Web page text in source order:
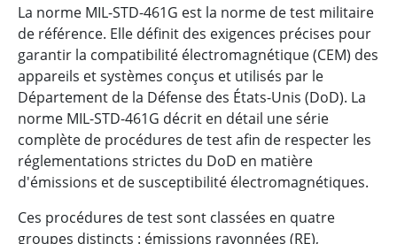
La norme MIL-STD-461G est la norme de test militaire
de référence. Elle définit des exigences précises pour
garantir la compatibilité électromagnétique (CEM) des
appareils et systèmes conçus et utilisés par le
Département de la Défense des États-Unis (DoD). La
norme MIL-STD-461G décrit en détail une série
complète de procédures de test afin de respecter les
réglementations strictes du DoD en matière
d'émissions et de susceptibilité électromagnétiques.
Ces procédures de test sont classées en quatre
groupes distincts : émissions rayonnées (RE),